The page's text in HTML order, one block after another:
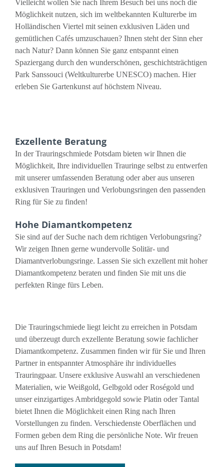
Vielleicht wollen Sie nach Ihrem Besuch bei uns noch die
Möglichkeit nutzen, sich im weltbekannten Kulturerbe im
Holländischen Viertel mit seinen exklusiven Läden und
gemütlichen Cafés umzuschauen? Ihnen steht der Sinn eher
nach Natur? Dann können Sie ganz entspannt einen
Spaziergang durch den wunderschönen, geschichtsträchtigen
Park Sanssouci (Weltkulturerbe UNESCO) machen. Hier
erleben Sie Gartenkunst auf höchstem Niveau.
Exzellente Beratung
In der Trauringschmiede Potsdam bieten wir Ihnen die
Möglichkeit, Ihre individuellen Trauringe selbst zu entwerfen
mit unserer umfassenden Beratung oder aber aus unseren
exklusiven Trauringen und Verlobungsringen den passenden
Ring für Sie zu finden!
Hohe Diamantkompetenz
Sie sind auf der Suche nach dem richtigen Verlobungsring?
Wir zeigen Ihnen gerne wundervolle Solitär- und
Diamantverlobungsringe. Lassen Sie sich exzellent mit hoher
Diamantkompetenz beraten und finden Sie mit uns die
perfekten Ringe fürs Leben.
Die Trauringschmiede liegt leicht zu erreichen in Potsdam
und überzeugt durch exzellente Beratung sowie fachlicher
Diamantkompetenz. Zusammen finden wir für Sie und Ihren
Partner in entspannter Atmosphäre ihr individuelles
Trauringpaar. Unsere exklusive Auswahl an verschiedenen
Materialien, wie Weißgold, Gelbgold oder Roségold und
unser einzigartiges Ambridgegold sowie Platin oder Tantal
bietet Ihnen die Möglichkeit einen Ring nach Ihren
Vorstellungen zu finden. Verschiedenste Oberflächen und
Formen geben dem Ring die persönliche Note. Wir freuen
uns auf Ihren Besuch in Potsdam!